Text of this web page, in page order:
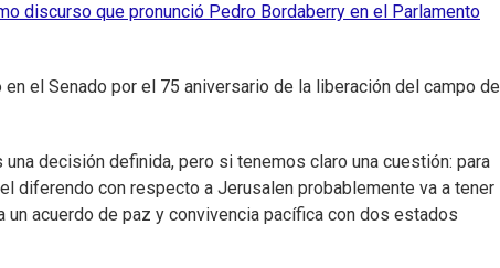
discurso que pronunció Pedro Bordaberry en el Parlamento
el Senado por el 75 aniversario de la liberación del campo de
decisión definida, pero si tenemos claro una cuestión: para
diferendo con respecto a Jerusalen probablemente va a tener
acuerdo de paz y convivencia pacífica con dos estados